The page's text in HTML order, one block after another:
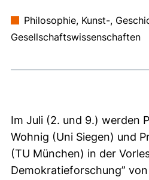
Philosophie, Kunst-,
Gesellschaftswissenschaften
Im Juli (2. und 9.) werden
Wohnig (Uni Siegen) und
(TU München) in der
Demokratieforschung”